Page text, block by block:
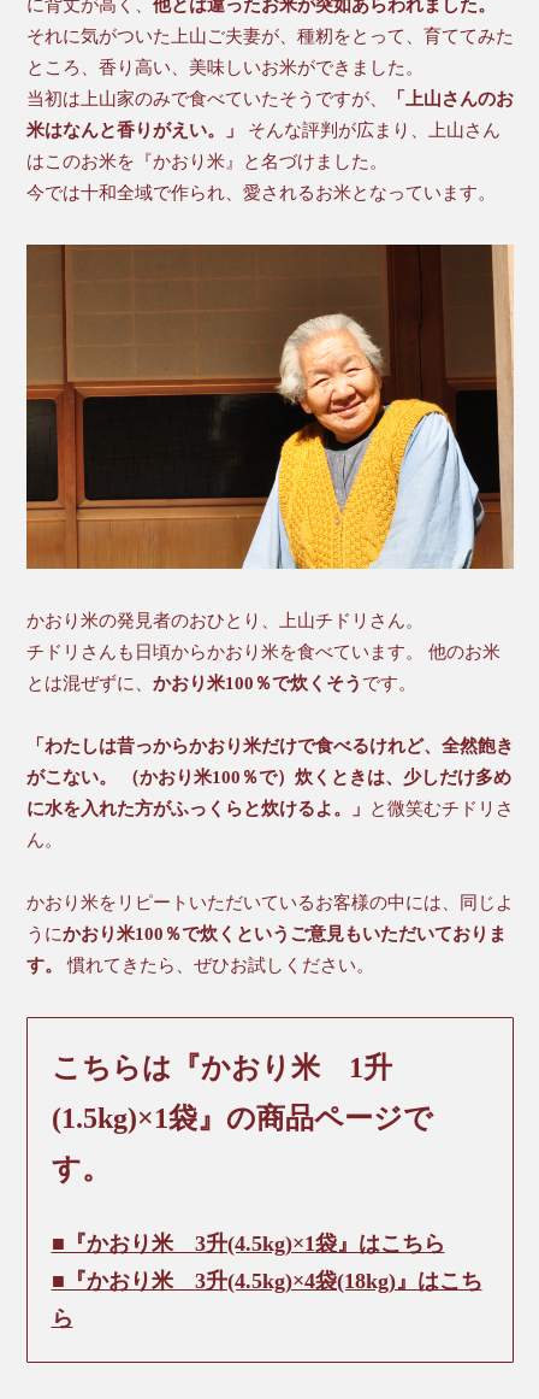
に背丈が高く、 他とは違ったお米が突如あらわれました。
それに気がついた上山ご夫妻が、種籾をとって、育ててみた
ところ、香り高い、美味しいお米ができました。
当初は上山家のみで食べていたそうですが、
「上山さんのお
米はなんと香りがえい。」 そんな評判が広まり、上山さん
はこのお米を『かおり米』と名づけました。
今では十和全域で作られ、愛されるお米となっています。
かおり米の発見者のおひとり、上山チドリさん。
チドリさんも日頃からかおり米を食べています。 他のお米
とは混ぜずに、 かおり米100％で炊くそう です。
「わたしは昔っからかおり米だけで食べるけれど、全然飽き
がこない。 （かおり米100％で）炊くときは、少しだけ多め
に水を入れた方がふっくらと炊けるよ。」
と微笑むチドリさ
ん。
かおり米をリピートいただいているお客様の中には、同じよ
うにかおり米100％で炊くというご意見もいただいておりま
す。
慣れてきたら、ぜひお試しください。
こちらは『かおり米 1升
(1.5kg)×1袋』の商品ページで
す。
■『かおり米 3升(4.5kg)×1袋』はこちら
■『かおり米 3升(4.5kg)×4袋(18kg)』はこち
ら